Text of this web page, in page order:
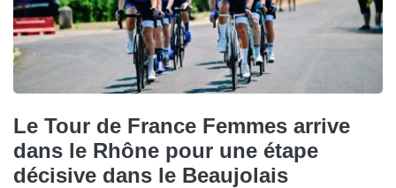
Le Tour de France Femmes arrive
dans le Rhône pour une étape
décisive dans le Beaujolais